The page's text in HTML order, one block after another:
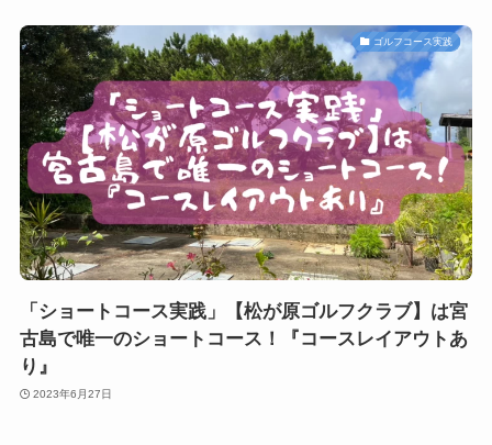
ゴルフコース実践
「ショートコース実践」【松が原ゴルフクラブ】は宮
古島で唯一のショートコース！『コースレイアウトあ
り』
2023年6月27日